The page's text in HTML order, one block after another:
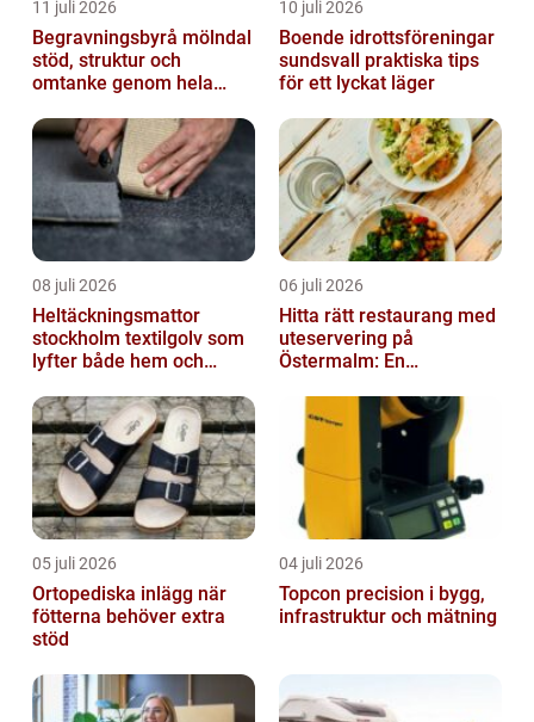
11 juli 2026
Begravningsbyrå mölndal
stöd, struktur och
omtanke genom hela
10 juli 2026
Boende idrottsföreningar
sundsvall praktiska tips
för ett lyckat läger
08 juli 2026
Heltäckningsmattor
stockholm textilgolv som
lyfter både hem och
06 juli 2026
Hitta rätt restaurang med
uteservering på
Östermalm: En
i solen
05 juli 2026
Ortopediska inlägg när
fötterna behöver extra
stöd
04 juli 2026
Topcon precision i bygg,
infrastruktur och mätning